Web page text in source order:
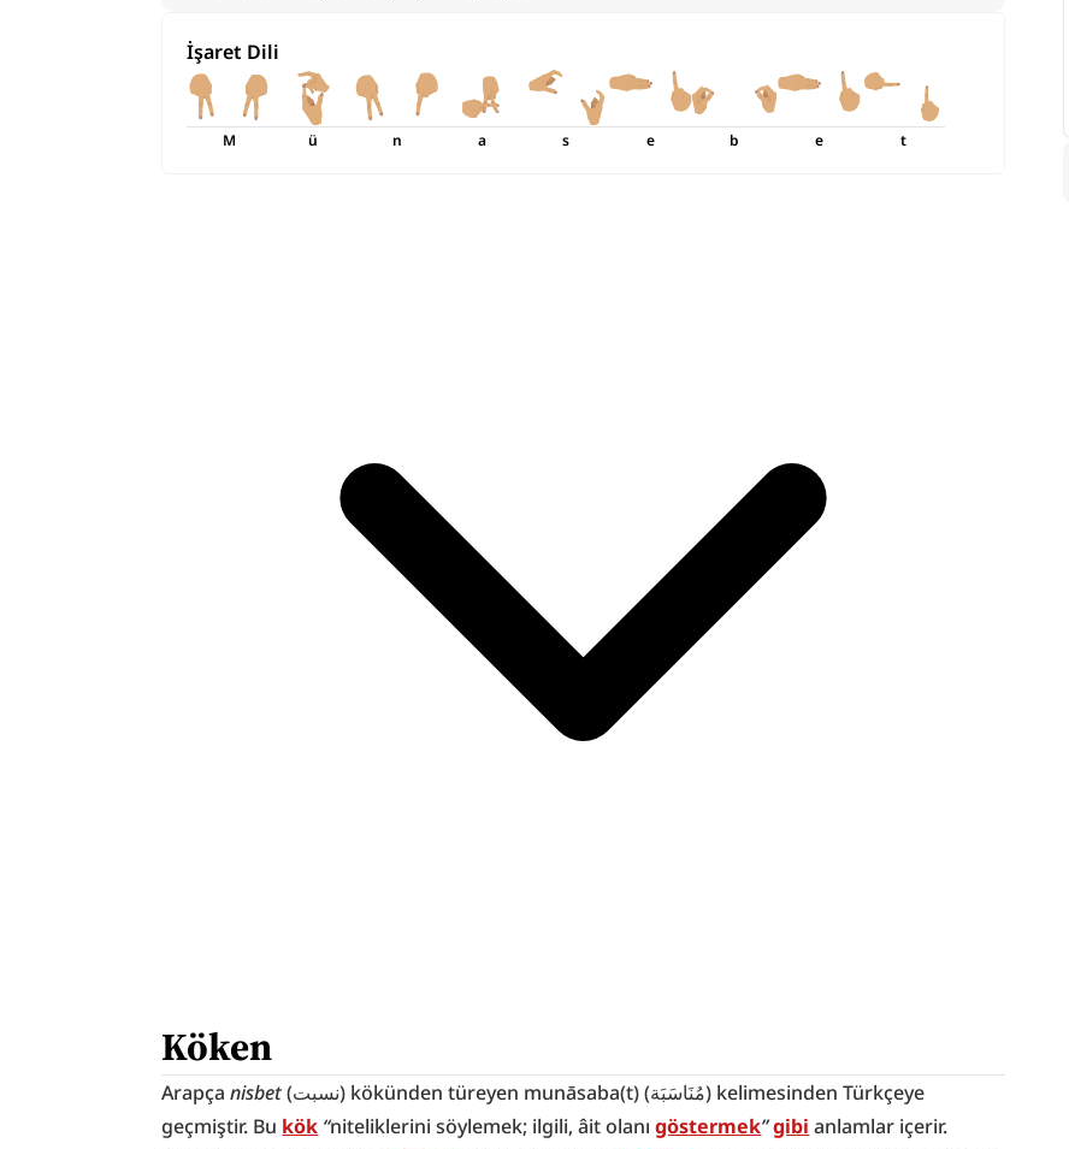
İşaret Dili
M ü n a s e b e t
Köken
Arapça nisbet (ﻧﺴﺒﺖ) kökünden türeyen munāsaba(t) (مُنَاسَبَة) kelimesinden Türkçeye
geçmiştir. Bu kök “niteliklerini söylemek; ilgili, âit olanı göstermek” gibi anlamlar içerir.